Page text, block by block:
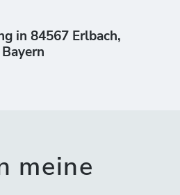
in 84567 Erlbach,
meine